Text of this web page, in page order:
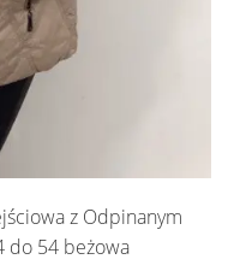
z Odpinanym
do 54 beżowa